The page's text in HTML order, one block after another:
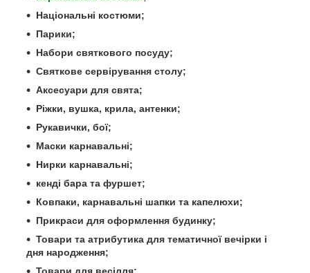
Національні костюми;
Парики;
Набори святкового посуду;
Святкове сервірування столу;
Аксесуари для свята;
Ріжки, вушка, крила, антенки;
Рукавички, бої;
Маски карнавальні;
Нирки карнавальні;
кенді бара та фуршет;
Ковпаки, карнавальні шапки та капелюхи;
Прикраси для оформлення будинку;
Товари та атрибутика для тематичної вечірки і
дня народження;
Товари для весілля;